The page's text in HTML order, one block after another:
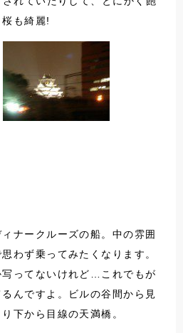
も綺麗!
ナークルーズの船。中の雰囲
わず乗ってみたくなります。
写ってないけれど…これでもが
んですよ。ビルの谷間から見
下から目線の天満橋。